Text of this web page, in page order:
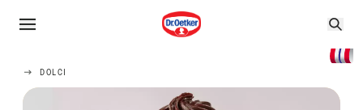
DOLCI